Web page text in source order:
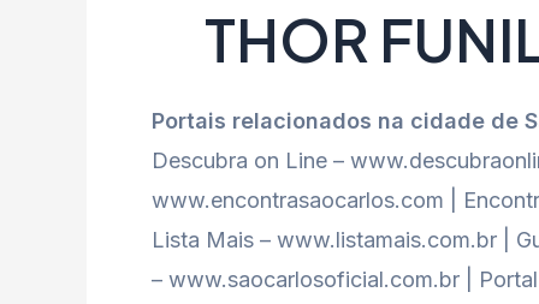
THOR
Portais relacionados na cidade de
Descubra on Line –
www.encontrasaocarlos.com |
Lista Mais – www.listamais.com.br |
– www.saocarlosoficial.com.br |